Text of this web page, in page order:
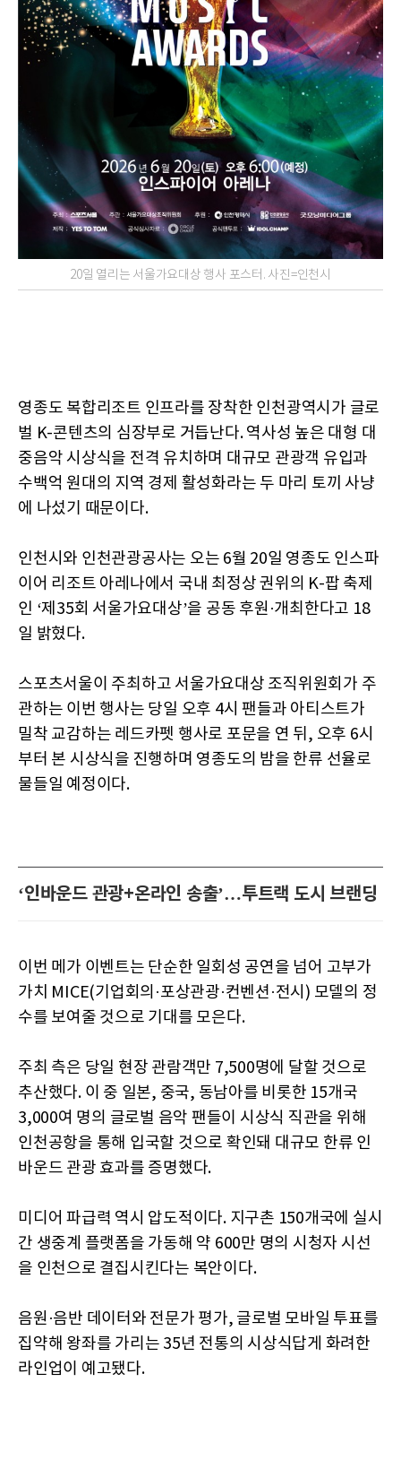
20일 열리는 서울가요대상 행사 포스터. 사진=인천시
영종도 복합리조트 인프라를 장착한 인천광역시가 글로
벌 K-콘텐츠의 심장부로 거듭난다. 역사성 높은 대형 대
중음악 시상식을 전격 유치하며 대규모 관광객 유입과
수백억 원대의 지역 경제 활성화라는 두 마리 토끼 사냥
에 나섰기 때문이다.
인천시와 인천관광공사는 오는 6월 20일 영종도 인스파
이어 리조트 아레나에서 국내 최정상 권위의 K-팝 축제
인 ‘제35회 서울가요대상’을 공동 후원·개최한다고 18
일 밝혔다.
스포츠서울이 주최하고 서울가요대상 조직위원회가 주
관하는 이번 행사는 당일 오후 4시 팬들과 아티스트가
밀착 교감하는 레드카펫 행사로 포문을 연 뒤, 오후 6시
부터 본 시상식을 진행하며 영종도의 밤을 한류 선율로
물들일 예정이다.
‘인바운드 관광+온라인 송출’…투트랙 도시 브랜딩
이번 메가 이벤트는 단순한 일회성 공연을 넘어 고부가
가치 MICE(기업회의·포상관광·컨벤션·전시) 모델의 정
수를 보여줄 것으로 기대를 모은다.
주최 측은 당일 현장 관람객만 7,500명에 달할 것으로
추산했다. 이 중 일본, 중국, 동남아를 비롯한 15개국
3,000여 명의 글로벌 음악 팬들이 시상식 직관을 위해
인천공항을 통해 입국할 것으로 확인돼 대규모 한류 인
바운드 관광 효과를 증명했다.
미디어 파급력 역시 압도적이다. 지구촌 150개국에 실시
간 생중계 플랫폼을 가동해 약 600만 명의 시청자 시선
을 인천으로 결집시킨다는 복안이다.
음원·음반 데이터와 전문가 평가, 글로벌 모바일 투표를
집약해 왕좌를 가리는 35년 전통의 시상식답게 화려한
라인업이 예고됐다.